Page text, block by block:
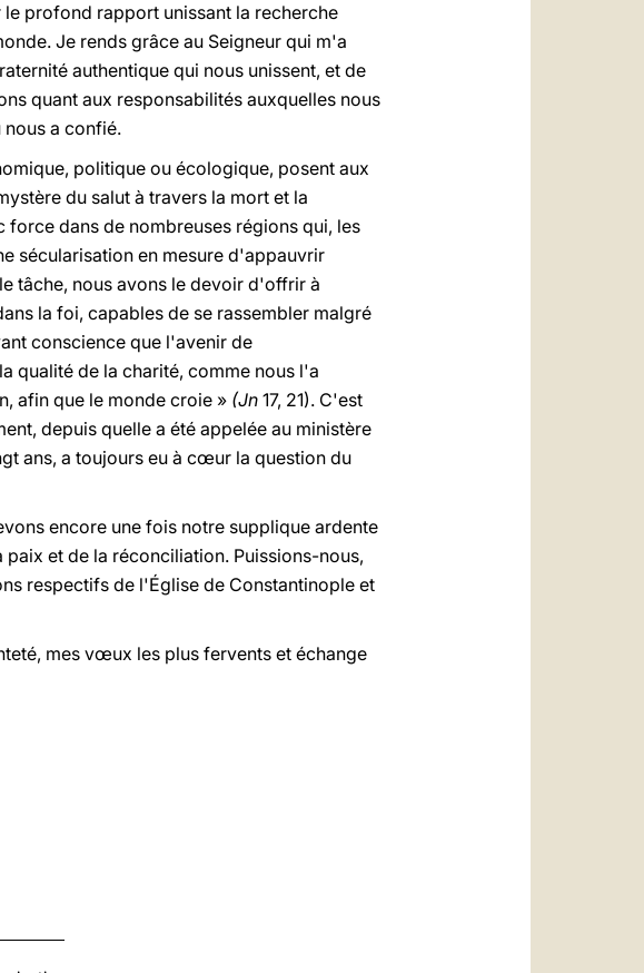
profond rapport unissant la recherche
Je rends grâce au Seigneur qui m'a
authentique qui nous unissent, et de
quant aux responsabilités auxquelles nous
nous a confié.
politique ou écologique, posent aux
du salut à travers la mort et la
dans de nombreuses régions qui, les
sécularisation en mesure d'appauvrir
tâche, nous avons le devoir d'offrir à
la foi, capables de se rassembler malgré
conscience que l'avenir de
qualité de la charité, comme nous l'a
afin que le monde croie » (Jn 17, 21). C'est
depuis quelle a été appelée au ministère
ans, a toujours eu à cœur la question du
encore une fois notre supplique ardente
et de la réconciliation. Puissions-nous,
respectifs de l'Église de Constantinople et
mes vœux les plus fervents et échange